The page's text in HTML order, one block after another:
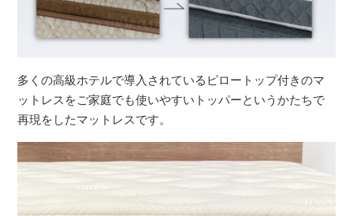
多くの高級ホテルで導入されているピロートップ付きのマ
ットレスをご家庭でも使いやすいトッパーというかたちで
再現をしたマットレスです。